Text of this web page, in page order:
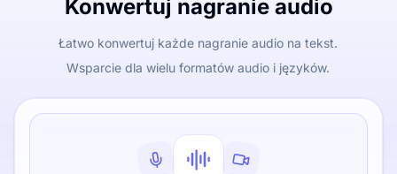
Konwertuj nagranie audio
Łatwo konwertuj każde nagranie audio na tekst.
Wsparcie dla wielu formatów audio i języków.